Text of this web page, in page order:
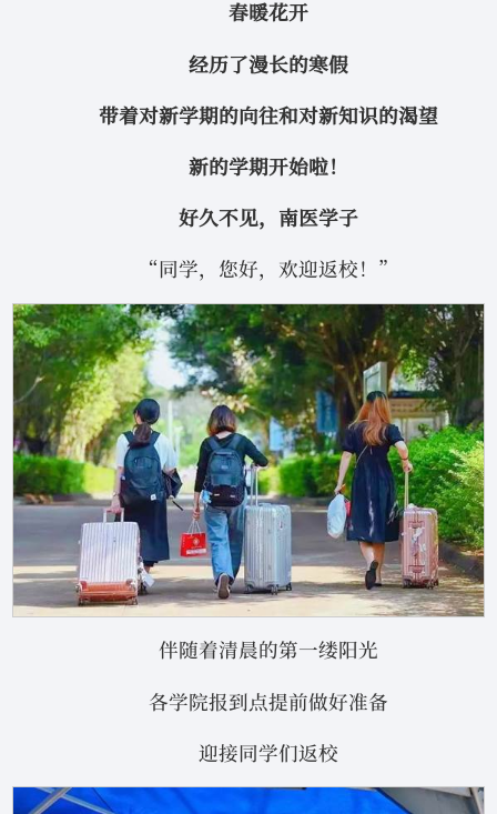
春暖花开
经历了漫长的寒假
带着对新学期的向往和对新知识的渴望
新的学期开始啦！
好久不见，南医学子
“同学，您好，欢迎返校！”
伴随着清晨的第一缕阳光
各学院报到点提前做好准备
迎接同学们返校